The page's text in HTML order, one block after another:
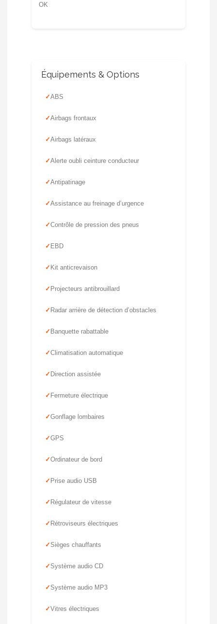
OK
Équipements & Options
ABS
Airbags frontaux
Airbags latéraux
Alerte oubli ceinture conducteur
Antipatinage
Assistance au freinage d’urgence
Contrôle de pression des pneus
EBD
Kit anticrevaison
Projecteurs antibrouillard
Radar arrière de détection d’obstacles
Banquette rabattable
Climatisation automatique
Direction assistée
Fermeture électrique
Gonflage lombaires
GPS
Ordinateur de bord
Prise audio USB
Régulateur de vitesse
Rétroviseurs électriques
Sièges chauffants
Système audio CD
Système audio MP3
Vitres électriques